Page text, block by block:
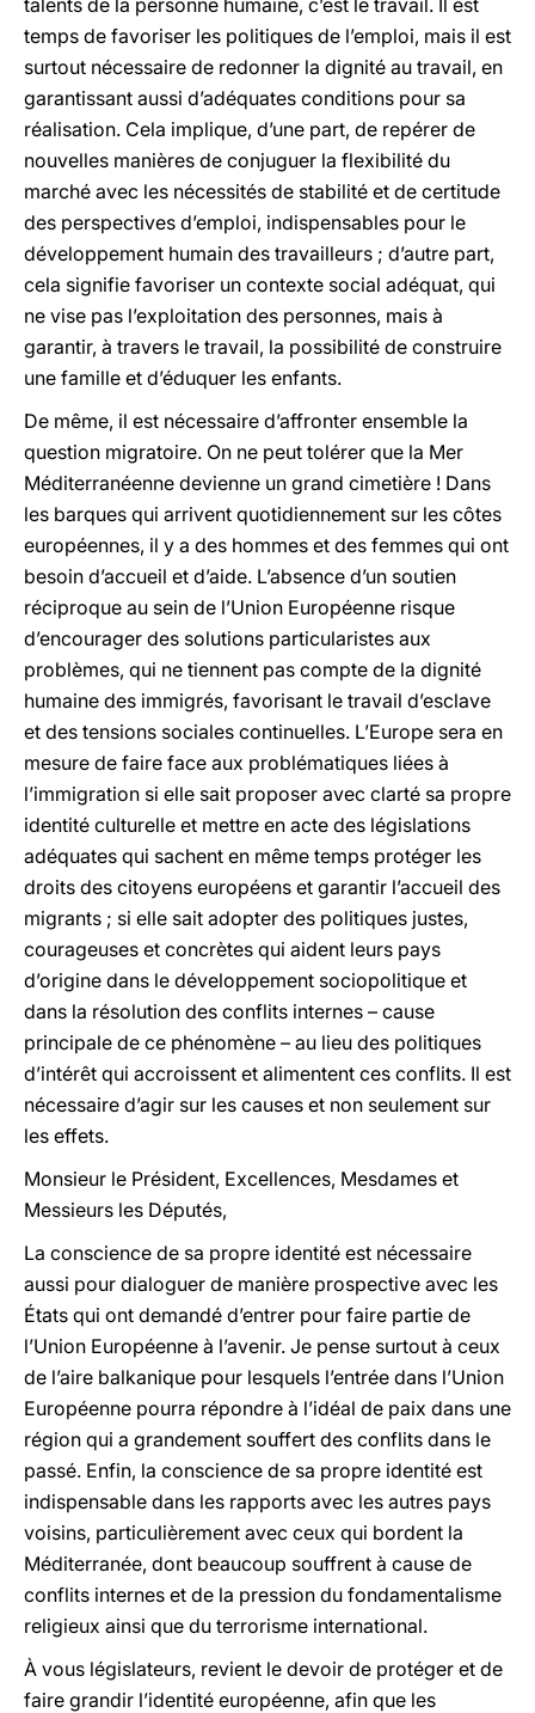
talents de la personne humaine, c’est le travail. Il est
temps de favoriser les politiques de l’emploi, mais il est
surtout nécessaire de redonner la dignité au travail, en
garantissant aussi d’adéquates conditions pour sa
réalisation. Cela implique, d’une part, de repérer de
nouvelles manières de conjuguer la flexibilité du
marché avec les nécessités de stabilité et de certitude
des perspectives d’emploi, indispensables pour le
développement humain des travailleurs ; d’autre part,
cela signifie favoriser un contexte social adéquat, qui
ne vise pas l’exploitation des personnes, mais à
garantir, à travers le travail, la possibilité de construire
une famille et d’éduquer les enfants.
De même, il est nécessaire d’affronter ensemble la
question migratoire. On ne peut tolérer que la Mer
Méditerranéenne devienne un grand cimetière ! Dans
les barques qui arrivent quotidiennement sur les côtes
européennes, il y a des hommes et des femmes qui ont
besoin d’accueil et d’aide. L’absence d’un soutien
réciproque au sein de l’Union Européenne risque
d’encourager des solutions particularistes aux
problèmes, qui ne tiennent pas compte de la dignité
humaine des immigrés, favorisant le travail d’esclave
et des tensions sociales continuelles. L’Europe sera en
mesure de faire face aux problématiques liées à
l’immigration si elle sait proposer avec clarté sa propre
identité culturelle et mettre en acte des législations
adéquates qui sachent en même temps protéger les
droits des citoyens européens et garantir l’accueil des
migrants ; si elle sait adopter des politiques justes,
courageuses et concrètes qui aident leurs pays
d’origine dans le développement sociopolitique et
dans la résolution des conflits internes – cause
principale de ce phénomène – au lieu des politiques
d’intérêt qui accroissent et alimentent ces conflits. Il est
nécessaire d’agir sur les causes et non seulement sur
les effets.
Monsieur le Président, Excellences, Mesdames et
Messieurs les Députés,
La conscience de sa propre identité est nécessaire
aussi pour dialoguer de manière prospective avec les
États qui ont demandé d’entrer pour faire partie de
l’Union Européenne à l’avenir. Je pense surtout à ceux
de l’aire balkanique pour lesquels l’entrée dans l’Union
Européenne pourra répondre à l’idéal de paix dans une
région qui a grandement souffert des conflits dans le
passé. Enfin, la conscience de sa propre identité est
indispensable dans les rapports avec les autres pays
voisins, particulièrement avec ceux qui bordent la
Méditerranée, dont beaucoup souffrent à cause de
conflits internes et de la pression du fondamentalisme
religieux ainsi que du terrorisme international.
À vous législateurs, revient le devoir de protéger et de
faire grandir l’identité européenne, afin que les